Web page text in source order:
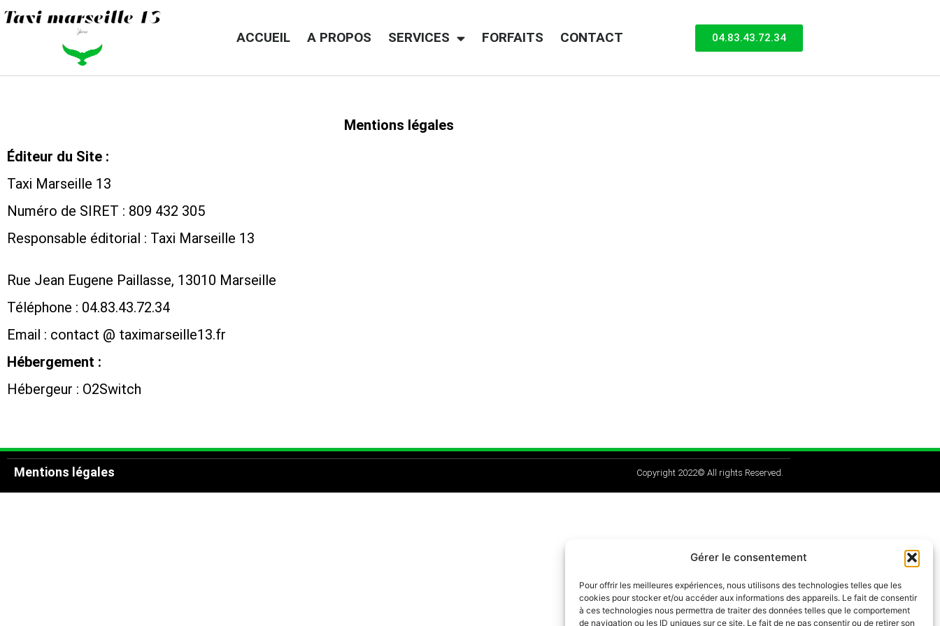
Gérer le consentement
Pour offrir les meilleures expériences, nous utilisons des technologies telles que les
cookies pour stocker et/ou accéder aux informations des appareils. Le fait de consentir
à ces technologies nous permettra de traiter des données telles que le comportement
de navigation ou les ID uniques sur ce site. Le fait de ne pas consentir ou de retirer son
ACCUEIL A PROPOS SERVICES FORFAITS CONTACT 04.83.43.72.34
Mentions légales
Éditeur du Site :
Taxi Marseille 13
Numéro de SIRET : 809 432 305
Responsable éditorial : Taxi Marseille 13
Rue Jean Eugene Paillasse, 13010 Marseille
Téléphone : 04.83.43.72.34
Email : contact @ taximarseille13.fr
Hébergement :
Hébergeur : O2Switch
Mentions légales Copyright 2022© All rights Reserved.